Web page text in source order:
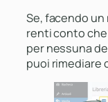
Se, facendo un
renti conto
per nessuna
puoi rimediare